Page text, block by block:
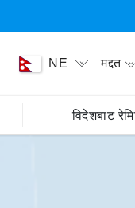
NE मद्दत
विदेशबाट